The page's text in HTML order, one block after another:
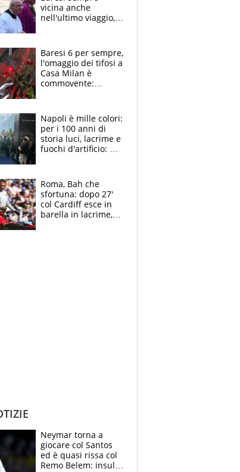
vicina anche
nell'ultimo viaggio,
circondati
dall'affetto dei tifosi
Baresi 6 per sempre,
l'omaggio dei tifosi a
Casa Milan è
commovente:
bigliettini
Napoli è mille colori:
per i 100 anni di
storia luci, lacrime e
fuochi d'artificio: De
Roma, Bah che
sfortuna: dopo 27'
col Cardiff esce in
barella in lacrime,
Neymar torna a
giocare col Santos
ed è quasi rissa col
Remo Belem: insulti